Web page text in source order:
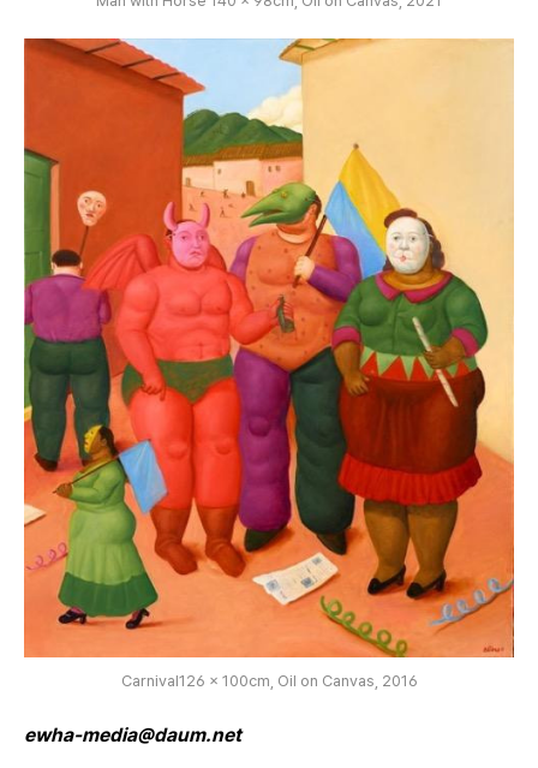
Carnival126 x 100cm, Oil on Canvas, 2016
ewha-media@daum.net